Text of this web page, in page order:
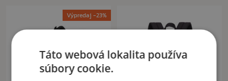
Výpredaj -23%
Táto webová lokalita používa
súbory cookie.